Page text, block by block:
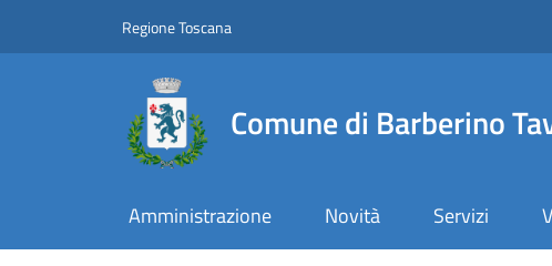
Regione ToscanaSlim top
Comune di Barberino
Amministrazione Novità Servizi